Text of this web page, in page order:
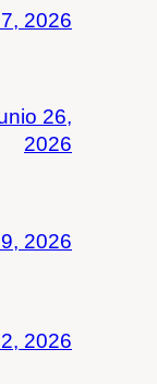
2026
26,
2026
2026
2026